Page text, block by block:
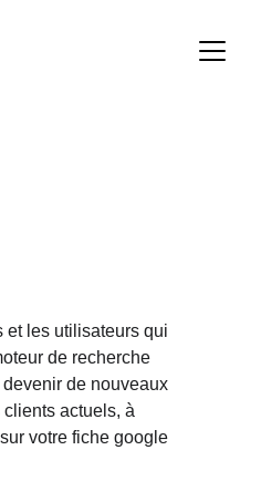
et les utilisateurs qui
de recherche
de nouveaux
actuels, à
votre fiche google